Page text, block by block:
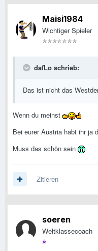
Maisi1984
Wichtiger Spieler
dafLo schrieb:
Das ist nicht das
Wenn du meinst
Bei eurer Austria habt ihr ja
Muss das schön sein
Zitieren
soeren
Weltklassecoach